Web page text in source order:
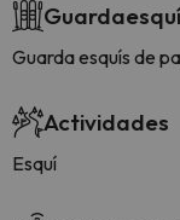
Guarda esquís de
Actividades
Esquí